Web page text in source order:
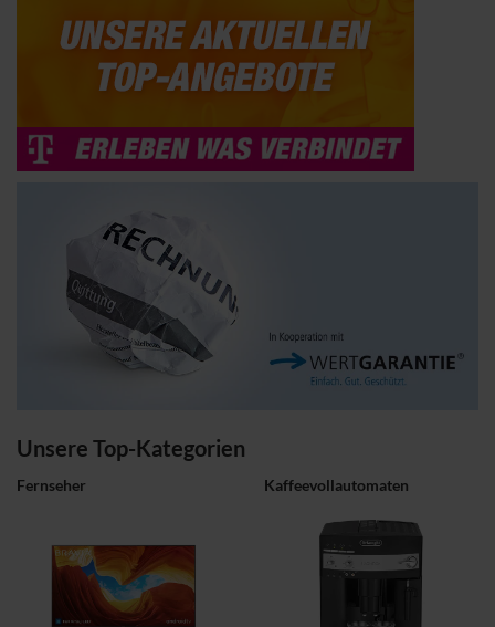
Unsere Top-Kategorien
Fernseher Kaffeevollautomaten